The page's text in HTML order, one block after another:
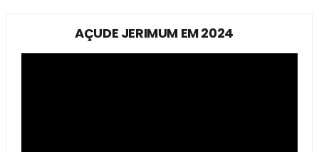
AÇUDE JERIMUM EM 2024